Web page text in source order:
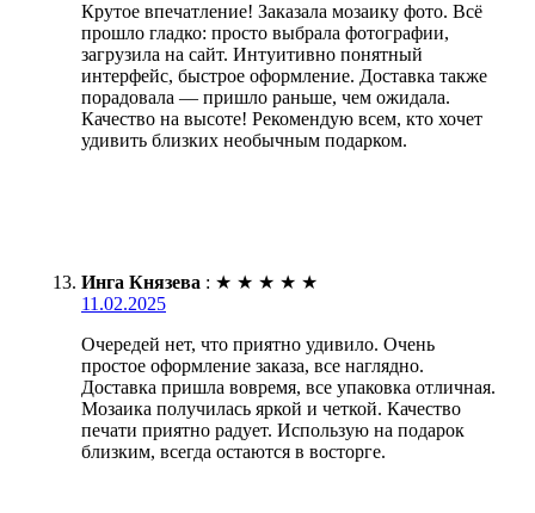
Крутое впечатление! Заказала мозаику фото. Всё
прошло гладко: просто выбрала фотографии,
загрузила на сайт. Интуитивно понятный
интерфейс, быстрое оформление. Доставка также
порадовала — пришло раньше, чем ожидала.
Качество на высоте! Рекомендую всем, кто хочет
удивить близких необычным подарком.
Инга Князева : ★ ★ ★ ★ ★
11.02.2025
Очередей нет, что приятно удивило. Очень
простое оформление заказа, все наглядно.
Доставка пришла вовремя, все упаковка отличная.
Мозаика получилась яркой и четкой. Качество
печати приятно радует. Использую на подарок
близким, всегда остаются в восторге.